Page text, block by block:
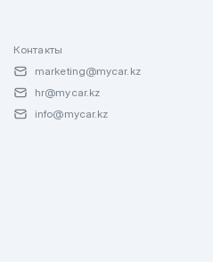
Контакты
marketing@mycar.kz
hr@mycar.kz
info@mycar.kz